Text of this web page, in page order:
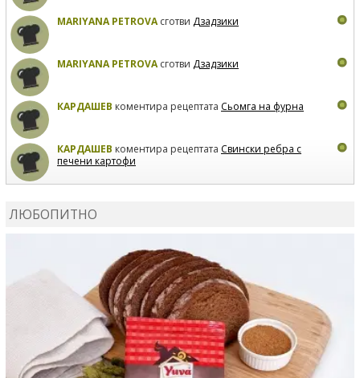
MARIYANA PETROVAсготви Дзадзики
MARIYANA PETROVAсготви Дзадзики
КАРДАШЕВ коментира рецептата Сьомга на фурна
КАРДАШЕВ коментира рецептата Свински ребра с
печени картофи
ЛЮБОПИТНО